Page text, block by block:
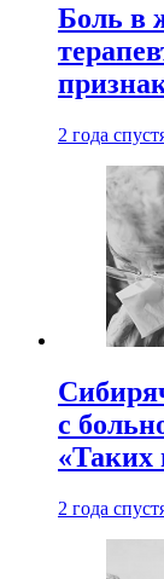
Боль в
2 года
с
«Таких
2 года